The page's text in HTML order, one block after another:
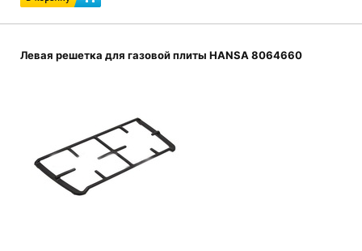
Левая решетка для газовой плиты HANSA 8064660